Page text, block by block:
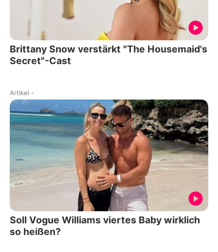
Brittany Snow verstärkt "The Housemaid's
Secret"-Cast
Artikel -
Soll Vogue Williams viertes Baby wirklich
so heißen?